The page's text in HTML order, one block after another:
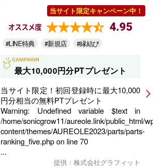
当サイト限定キャンペーン中！
オススメ度 4.95
#LINE特典 #新規店 #縁結び
最大10,000円分PTプレゼント
当サイト限定！初回登録時に最大10,000
円分相当の無料PTプレゼント
Warning: Undefined variable $text in
/home/sonicgrow11/aureole.link/public_html/
content/themes/AUREOLE2023/parts/parts-
ranking_five.phpon line70
...
提供：株式会社グラフィット